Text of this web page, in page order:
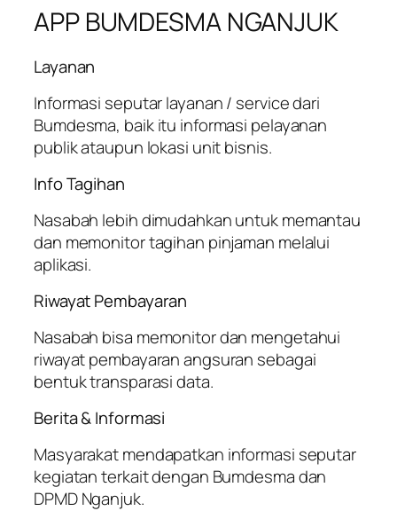
APP BUMDESMA NGANJUK
Layanan
Informasi seputar layanan / service dari
Bumdesma, baik itu informasi pelayanan
publik ataupun lokasi unit bisnis.
Info Tagihan
Nasabah lebih dimudahkan untuk memantau
dan memonitor tagihan pinjaman melalui
aplikasi.
Riwayat Pembayaran
Nasabah bisa memonitor dan mengetahui
riwayat pembayaran angsuran sebagai
bentuk transparasi data.
Berita & Informasi
Masyarakat mendapatkan informasi seputar
kegiatan terkait dengan Bumdesma dan
DPMD Nganjuk.